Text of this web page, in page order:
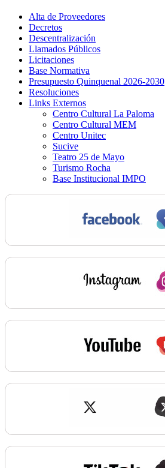
Alta de Proveedores
Decretos
Descentralización
Llamados Públicos
Licitaciones
Base Normativa
Presupuesto Quinquenal 2026-2030
Resoluciones
Links Externos
Centro Cultural La Paloma
Centro Cultural MEM
Centro Unitec
Sucive
Teatro 25 de Mayo
Turismo Rocha
Base Institucional IMPO